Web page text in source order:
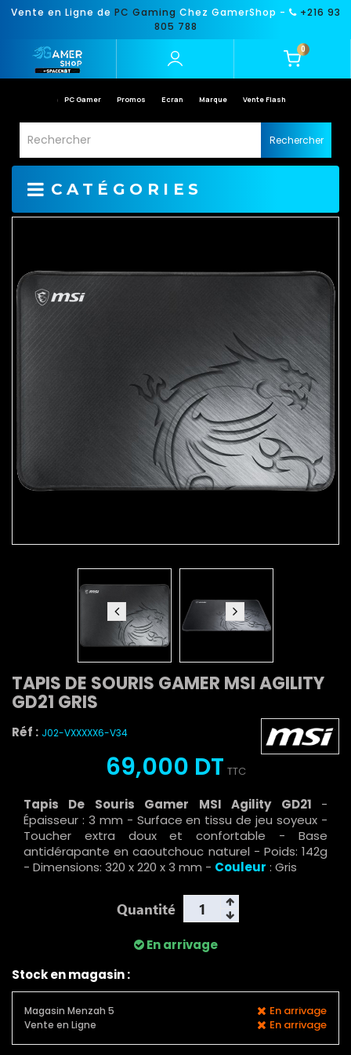
Vente en Ligne de PC Gaming Chez GamerShop -
+216 93
805 788
0
PC Gamer Promos Ecran Marque Vente Flash
Rechercher
CATÉGORIES
TAPIS DE SOURIS GAMER MSI AGILITY
GD21 GRIS
Réf : J02-VXXXXX6-V34
69,000 DT TTC
Tapis De Souris Gamer MSI Agility GD21 -
Épaisseur : 3 mm - Surface en tissu de jeu soyeux -
Toucher extra doux et confortable - Base
antidérapante en caoutchouc naturel - Poids: 142g
- Dimensions: 320 x 220 x 3 mm - Couleur : Gris
Quantité
En arrivage
Stock en magasin :
Magasin Menzah 5 En arrivage
Vente en Ligne En arrivage